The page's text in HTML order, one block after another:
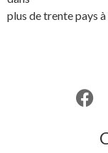
plus de trente pays